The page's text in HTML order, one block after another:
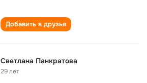
Добавить в друзья
Светлана Панкратова
29 лет